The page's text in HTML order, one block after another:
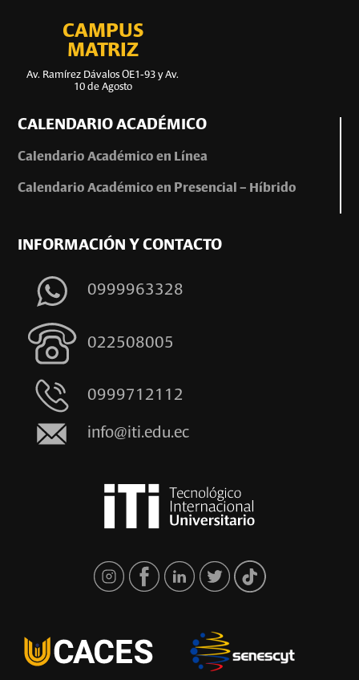
CAMPUS
MATRIZ
Av. Ramírez Dávalos OE1-93 y Av.
10 de Agosto
CALENDARIO ACADÉMICO
Calendario Académico en Línea
Calendario Académico en Presencial – Híbrido
INFORMACIÓN Y CONTACTO
0999963328
022508005
0999712112
info@iti.edu.ec